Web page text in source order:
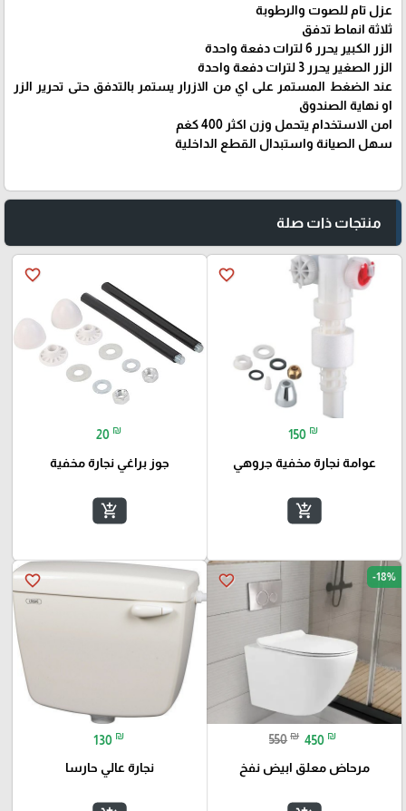
عزل تام للصوت والرطوبة
ثلاثة انماط تدفق
الزر الكبير يحرر 6 لترات دفعة واحدة
الزر الصغير يحرر 3 لترات دفعة واحدة
عند الضغط المستمر على اي من الازرار يستمر بالتدفق حتى تحرير الزر
او نهاية الصندوق
امن الاستخدام يتحمل وزن اكثر 400 كغم
سهل الصيانة واستبدال القطع الداخلية
منتجات ذات صلة
favorite_border
150 ₪
عوامة نجارة مخفية جروهي
add_shopping_cart
favorite_border
20 ₪
جوز براغي نجارة مخفية
add_shopping_cart
favorite_border -18%
550 ₪ 450 ₪
مرحاض معلق ابيض نفخ
favorite_border
130 ₪
نجارة عالي حارسا